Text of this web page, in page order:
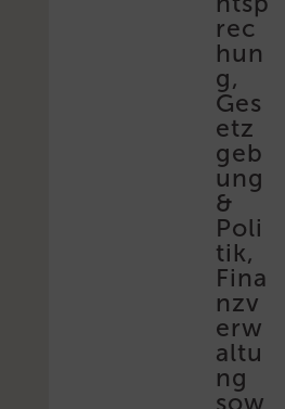
rec
hun
g,
Ges
etz
geb
ung
&
Poli
tik,
Fina
nzv
erw
altu
ng
sow